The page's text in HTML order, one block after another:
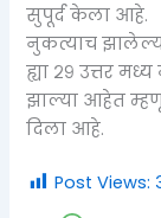
सुपूर्द केला आहे.
नुकत्याच
ह्या २९ उत्तर
झाल्या आहेत
दिला आहे.
Post Views: